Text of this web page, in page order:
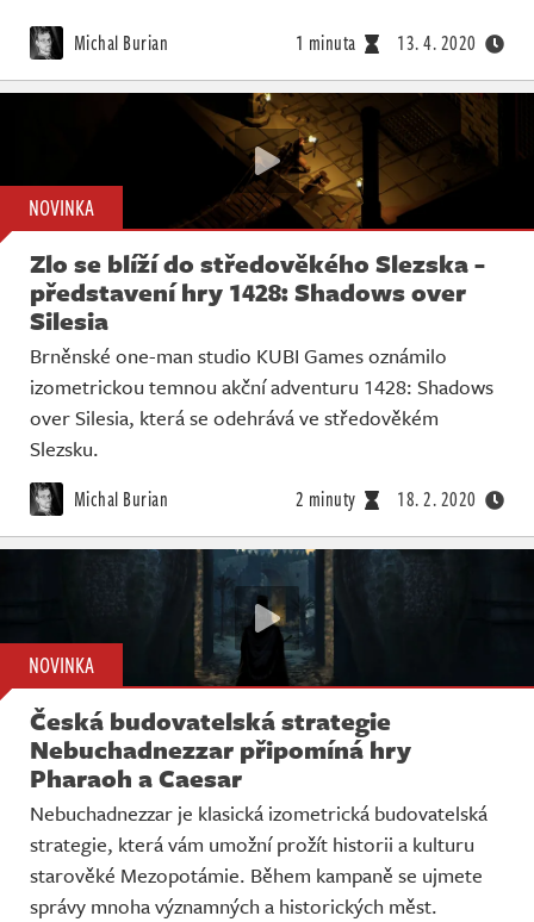
Michal Burian 1 minuta 13. 4. 2020
NOVINKA
Zlo se blíží do středověkého Slezska -
představení hry 1428: Shadows over
Silesia
Brněnské one-man studio KUBI Games oznámilo
izometrickou temnou akční adventuru 1428: Shadows
over Silesia, která se odehrává ve středověkém
Slezsku.
Michal Burian 2 minuty 18. 2. 2020
NOVINKA
Česká budovatelská strategie
Nebuchadnezzar připomíná hry
Pharaoh a Caesar
Nebuchadnezzar je klasická izometrická budovatelská
strategie, která vám umožní prožít historii a kulturu
starověké Mezopotámie. Během kampaně se ujmete
správy mnoha významných a historických měst.